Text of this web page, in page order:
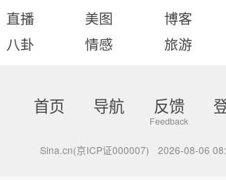
直播 美图 博客
八卦 情感 旅游
首页 导航 反馈
Sina.cn(京ICP证000007) 2026-08-06